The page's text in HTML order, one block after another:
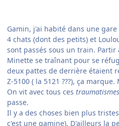
Gamin, j'ai habité dans une
4 chats (dont des petits) et
sont passés sous un train. Partir
Minette se traînant pour se
deux pattes de derrière étaient
Z-5100 ( la 5121 ???), ça
On vit avec tous ces traumatismes
passe.
Il y a des choses bien plus
c'est une gamine). D'ailleurs la